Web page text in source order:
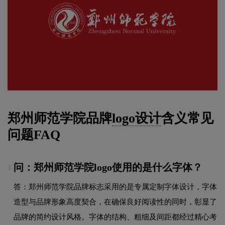
郑州师范学院品牌logo设计含义常见
问题FAQ
问：郑州师范学院logo使用的是什么字体？
答：郑州师范学院品牌标志采用的是专属定制字体设计，字体
造型与品牌形象高度契合，在确保良好阅读性的同时，彰显了
品牌的简约设计风格。字体的结构、粗细及间距都经过精心考